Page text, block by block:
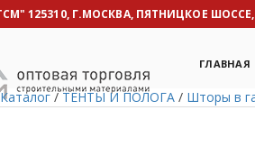
125310, Г.МОСКВА, ПЯТНИЦКОЕ
ГЛАВНАЯ
Каталог /ТЕНТЫ И ПОЛОГА / Шторы в